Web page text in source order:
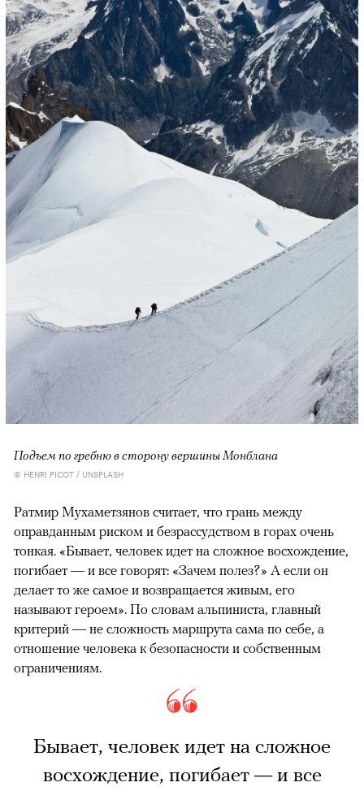
Подъем по гребню в сторону вершины Монблана
© HENRI PICOT / UNSPLASH
Ратмир Мухаметзянов считает, что грань между
оправданным риском и безрассудством в горах очень
тонкая. «Бывает, человек идет на сложное восхождение,
погибает — и все говорят: «Зачем полез?» А если он
делает то же самое и возвращается живым, его
называют героем». По словам альпиниста, главный
критерий — не сложность маршрута сама по себе, а
отношение человека к безопасности и собственным
ограничениям.
Бывает, человек идет на сложное
восхождение, погибает — и все